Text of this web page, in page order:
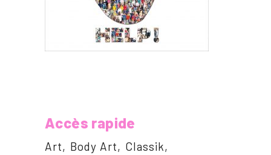
Accès rapide
Art Body Art
Classik